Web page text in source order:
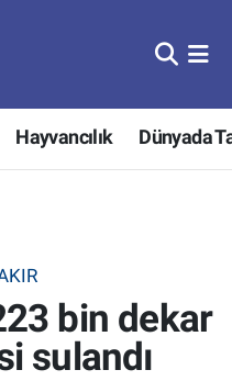
Hayvancılık Dünyada
bin dekar
sulandı